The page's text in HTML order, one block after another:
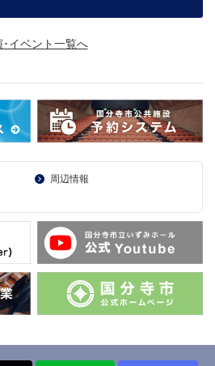
･イベント一覧へ
周辺情報